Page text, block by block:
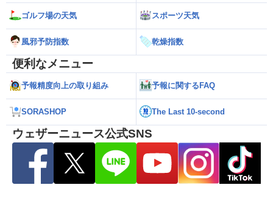
ゴルフ場の天気 スポーツ天気
風邪予防指数 乾燥指数
便利なメニュー
予報精度向上の取り組み 予報に関するFAQ
SORASHOP The Last 10-second
ウェザーニュース公式SNS